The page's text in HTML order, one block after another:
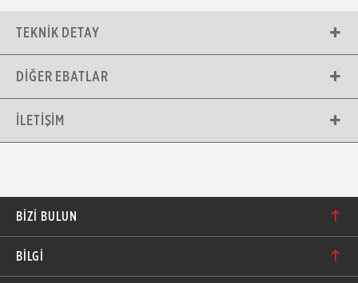
TEKNIK DETAY
DIĞER EBATLAR
İLETIŞIM
BIZI BULUN
BİLGİ